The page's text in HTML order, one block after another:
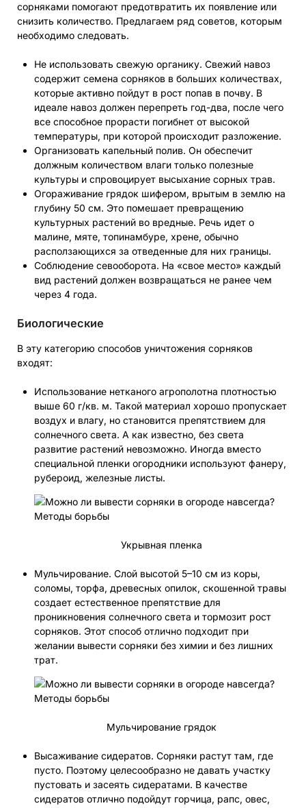
сорняками помогают предотвратить их появление или
снизить количество. Предлагаем ряд советов, которым
необходимо следовать.
Не использовать свежую органику. Свежий навоз
содержит семена сорняков в больших количествах,
которые активно пойдут в рост попав в почву. В
идеале навоз должен перепреть год-два, после чего
все способное прорасти погибнет от высокой
температуры, при которой происходит разложение.
Организовать капельный полив. Он обеспечит
должным количеством влаги только полезные
культуры и спровоцирует высыхание сорных трав.
Огораживание грядок шифером, врытым в землю на
глубину 50 см. Это помешает превращению
культурных растений во вредные. Речь идет о
малине, мяте, топинамбуре, хрене, обычно
расползающихся за отведенные для них границы.
Соблюдение севооборота. На «свое место» каждый
вид растений должен возвращаться не ранее чем
через 4 года.
Биологические
В эту категорию способов уничтожения сорняков
входят:
Использование нетканого агрополотна плотностью
выше 60 г/кв. м. Такой материал хорошо пропускает
воздух и влагу, но становится препятствием для
солнечного света. А как известно, без света
развитие растений невозможно. Иногда вместо
специальной пленки огородники используют фанеру,
рубероид, железные листы.
Укрывная пленка
Мульчирование. Слой высотой 5–10 см из коры,
соломы, торфа, древесных опилок, скошенной травы
создает естественное препятствие для
проникновения солнечного света и тормозит рост
сорняков. Этот способ отлично подходит при
желании вывести сорняки без химии и без лишних
трат.
Мульчирование грядок
Высаживание сидератов. Сорняки растут там, где
пусто. Поэтому целесообразно не давать участку
пустовать и засеять сидератами. В качестве
сидератов отлично подойдут горчица, рапс, овес,